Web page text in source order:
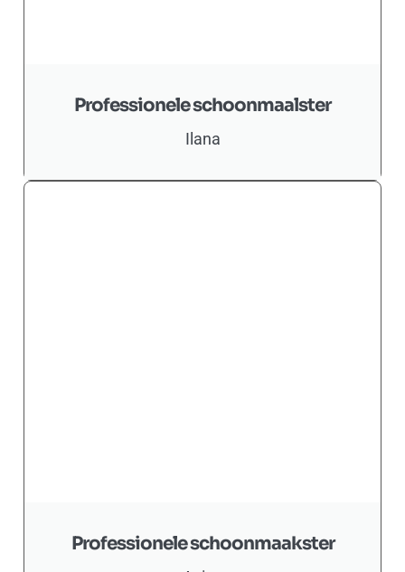
Professionele schoonmaalster
Ilana
Professionele schoonmaakster